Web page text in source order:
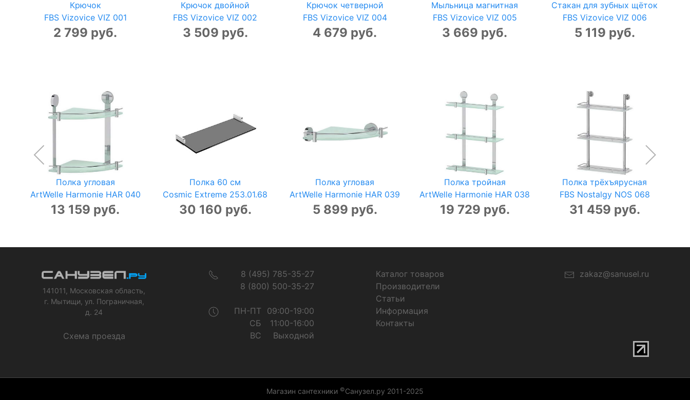
Крючок
FBS Vizovice VIZ 001
2 799 руб.
Крючок двойной
FBS Vizovice VIZ 002
3 509 руб.
Крючок четверной
FBS Vizovice VIZ 004
4 679 руб.
Мыльница магнитная
FBS Vizovice VIZ 005
3 669 руб.
Стакан для зубных щёток
FBS Vizovice VIZ 006
5 119 руб.
Полка угловая
ArtWelle Harmonie HAR 040
13 159 руб.
Полка 60 см
Cosmic Extreme 253.01.68
30 160 руб.
Полка угловая
ArtWelle Harmonie HAR 039
5 899 руб.
Полка тройная
ArtWelle Harmonie HAR 038
19 729 руб.
Полка трёхъярусная
FBS Nostalgy NOS 068
31 459 руб.
141011, Московская область,
г. Мытищи, ул. Пограничная,
д. 24
Схема проезда
8 (495) 785-35-27
8 (800) 500-35-27
ПН-ПТ
09:00-19:00
СБ
11:00-16:00
ВС
Выходной
Каталог товаров
Производители
Статьи
Информация
Контакты
zakaz@sanusel.ru
Магазин сантехники ©Санузел.ру 2011-2025